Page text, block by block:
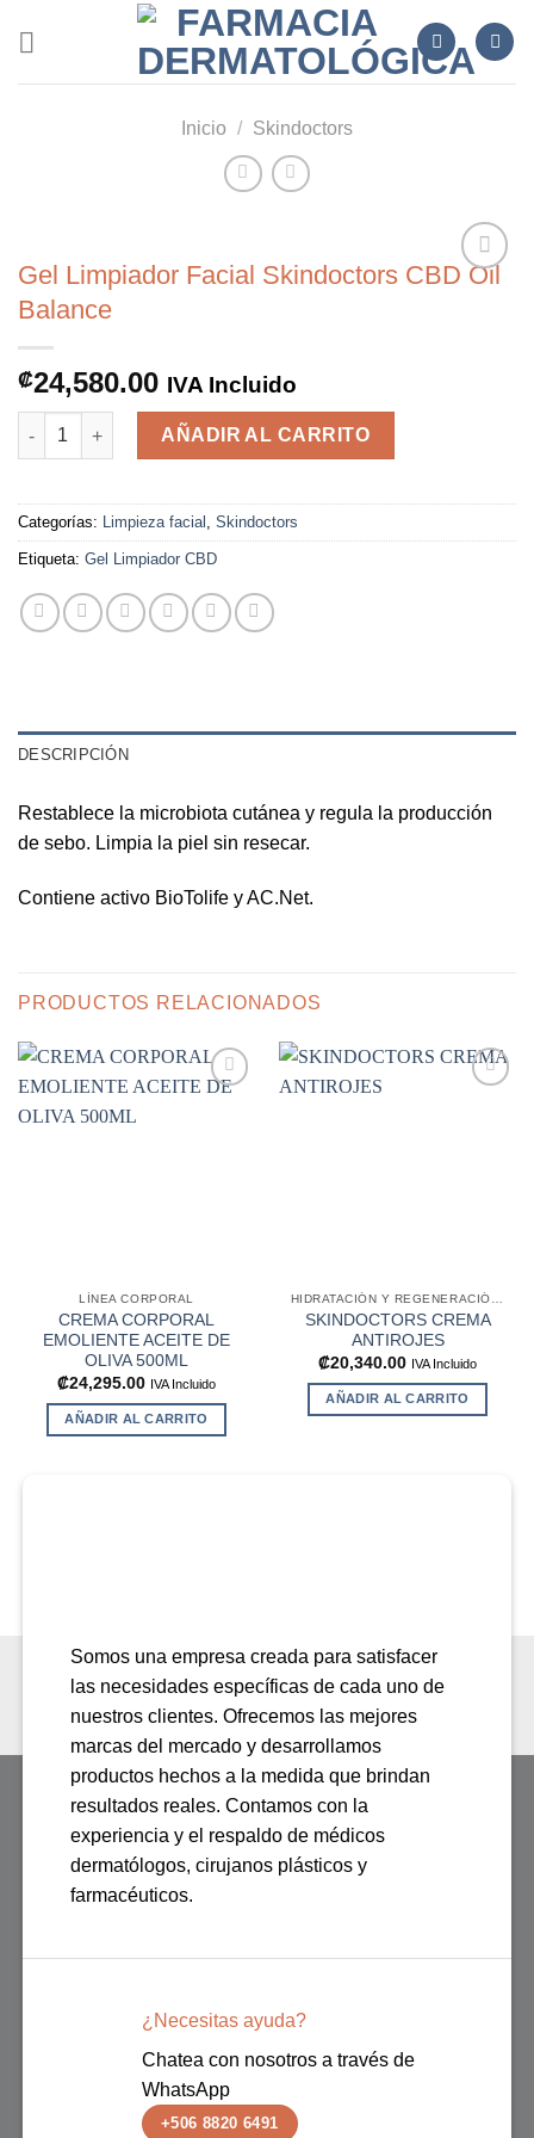
Inicio / Skindoctors
Gel Limpiador Facial Skindoctors CBD Oil
Balance
₡24,580.00 IVA Incluido
Gel Limpiador Facial Skindoctors CBD Oil Balance cantidad
AÑADIR AL CARRITO
Categorías: Limpieza facial Skindoctors
Etiqueta: Gel Limpiador CBD
DESCRIPCIÓN
Restablece la microbiota cutánea y regula la producción
de sebo. Limpia la piel sin resecar.
Contiene activo BioTolife y AC.Net.
PRODUCTOS RELACIONADOS
LÍNEA CORPORAL
CREMA CORPORAL
EMOLIENTE ACEITE DE
OLIVA 500ML
₡24,295.00 IVA Incluido
AÑADIR AL CARRITO
HIDRATACIÓN Y REGENERACIÓN FACIAL
SKINDOCTORS CREMA
ANTIROJES
₡20,340.00 IVA Incluido
AÑADIR AL CARRITO
Somos una empresa creada para satisfacer
las necesidades específicas de cada uno de
nuestros clientes. Ofrecemos las mejores
marcas del mercado y desarrollamos
productos hechos a la medida que brindan
resultados reales. Contamos con la
experiencia y el respaldo de médicos
dermatólogos, cirujanos plásticos y
farmacéuticos.
¿Necesitas ayuda?
Chatea con nosotros a través de
WhatsApp
+506 8820 6491